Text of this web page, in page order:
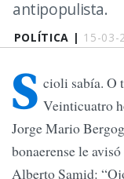
POLÍTICA | 15-03-
antipopulista.
S cioli sabía. O
Veinticuatro
Jorge Mario
bonaerense le
Alberto Samid: